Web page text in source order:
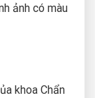
ảnh có màu
khoa Chẩn